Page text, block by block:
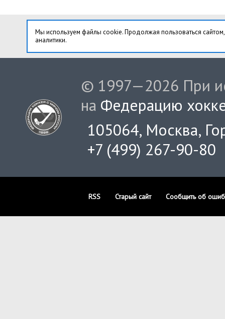
Мы используем файлы cookie. Продолжая пользоваться
аналитики.
© 1997—2026 При
на Федерацию
105064, Москва,
+7 (499) 267-90-80
RSS Старый сайт Сообщить об